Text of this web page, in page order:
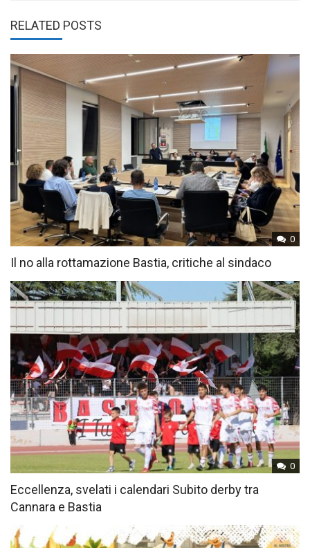
RELATED POSTS
0
Il no alla rottamazione Bastia, critiche al sindaco
0
Eccellenza, svelati i calendari Subito derby tra
Cannara e Bastia